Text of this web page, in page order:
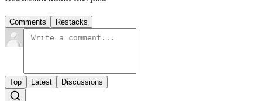
Comments Restacks
Top Latest Discussions